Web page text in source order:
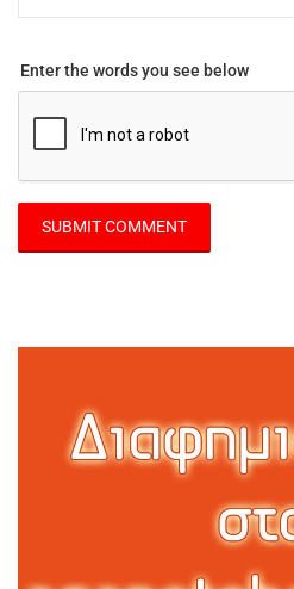
Enter the words you see below